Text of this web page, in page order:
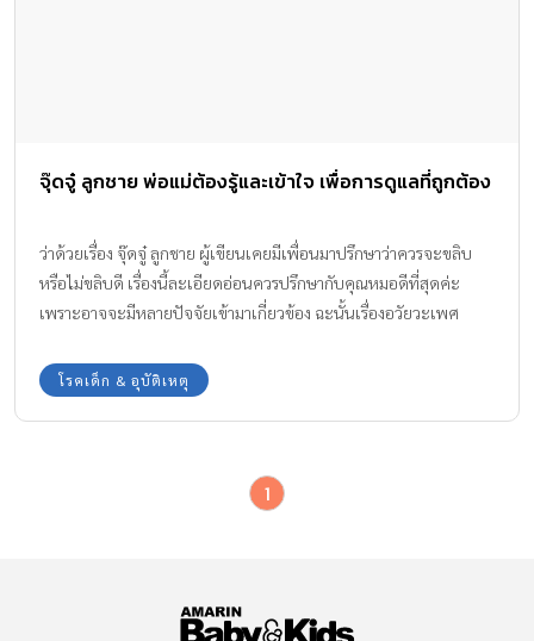
จุ๊ดจู๋ ลูกชาย พ่อแม่ต้องรู้และเข้าใจ เพื่อการดูแลที่ถูกต้อง
ว่าด้วยเรื่อง จุ๊ดจู๋ ลูกชาย ผู้เขียนเคยมีเพื่อนมาปรึกษาว่าควรจะขลิบ
หรือไม่ขลิบดี เรื่องนี้ละเอียดอ่อนควรปรึกษากับคุณหมอดีที่สุดค่ะ
เพราะอาจจะมีหลายปัจจัยเข้ามาเกี่ยวข้อง ฉะนั้นเรื่องอวัยวะเพศ
ทีมงาน Amarin Baby & Kids มีความรู้ในเรื่อง จุ๊ดจู๋ของลูกชาย แบบ
กระจ่างจากคุณหมอ มาฝากค่ะ
โรคเด็ก & อุบัติเหตุ
1